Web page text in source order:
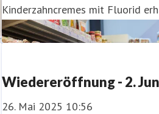
Kinderzahncremes mit Fluorid
Wiedereröffnung - 2.
26. Mai 2025 10:56